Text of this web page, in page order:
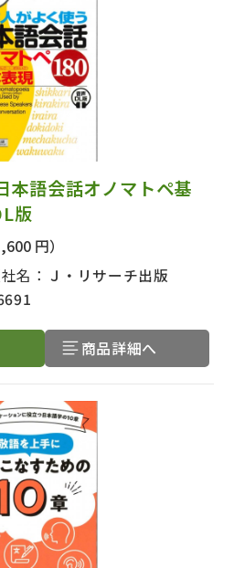
本語会話オノマトペ基
版
円）
名： Ｊ・リサーチ出版
商品詳細へ